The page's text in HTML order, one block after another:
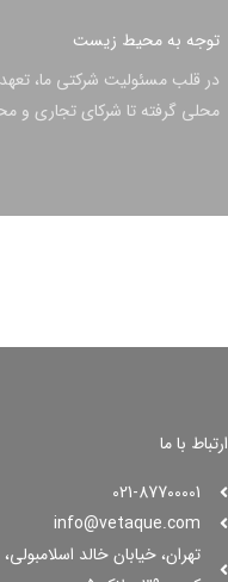
توجه به محیط زیست
در قلب مسئولیت شرکتی ما،
محلی گرفته تا شرکای تجاری و
ارتباط با ما
021-87700001
info@vetaque.com​
تهران، خیابان خالد اسلامبولی،